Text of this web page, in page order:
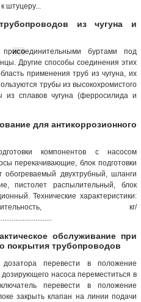
штуцеру...
из чугуна и
присоединительными буртами под
Другие способы соединения этих
применения труб из чугуна, их
трубы из высокохромистого
из сплавов чугуна (ферросилида и
для антикоррозионного
компонентов с насосом
перекачивающие, блок подготовки
двухтрубный, шланги
пистолет распылительный, блок
Технические характеристики:
кг/
обслуживание при
покрытия трубопроводов
перевести в положение
насоса переместиться в
перевести в положение
закрыть клапан на линии подачи